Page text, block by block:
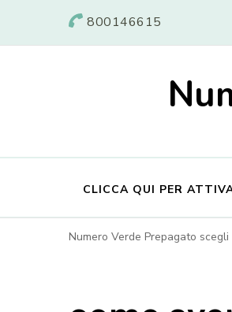
800146615
CLICCA QUI PER
Numero Verde Prepagato